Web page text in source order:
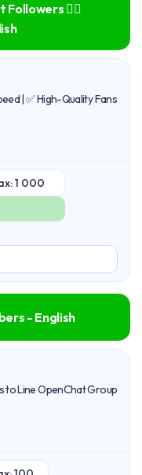
🙋‍♂️
| ✅ High-Quality Fans
1 000
- English
Line OpenChat Group